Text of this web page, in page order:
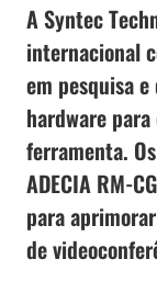
A Syntec
internacional
em pesquisa
hardware
ferramenta.
ADECIA RM-
para
de